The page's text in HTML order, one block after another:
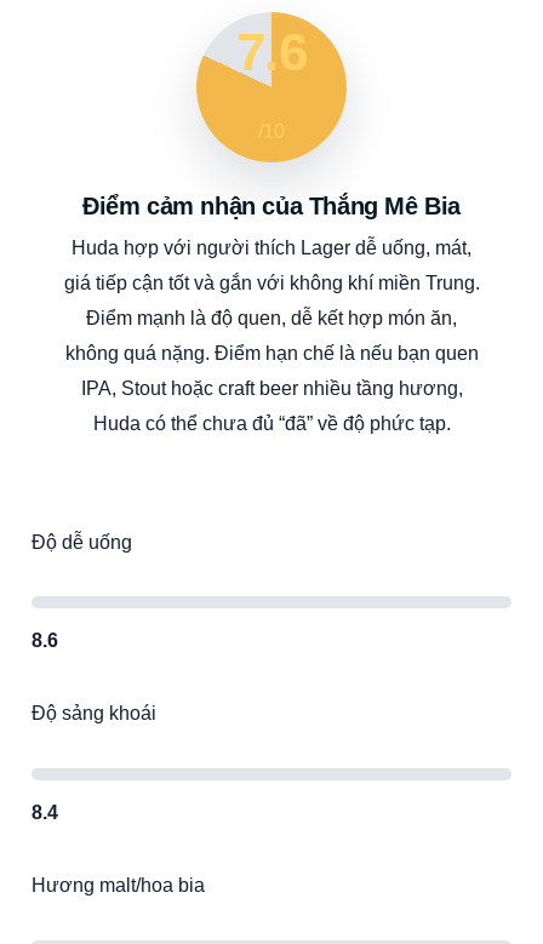
7.6
/10
Điểm cảm nhận của Thắng Mê Bia
Huda hợp với người thích Lager dễ uống, mát,
giá tiếp cận tốt và gắn với không khí miền Trung.
Điểm mạnh là độ quen, dễ kết hợp món ăn,
không quá nặng. Điểm hạn chế là nếu bạn quen
IPA, Stout hoặc craft beer nhiều tầng hương,
Huda có thể chưa đủ “đã” về độ phức tạp.
Độ dễ uống
8.6
Độ sảng khoái
8.4
Hương malt/hoa bia